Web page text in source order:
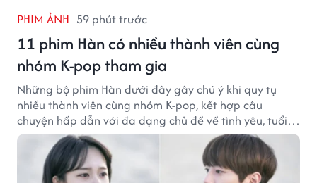
PHIM ẢNH 59 phút trước
11 phim Hàn có nhiều thành viên cùng
nhóm K-pop tham gia
Những bộ phim Hàn dưới đây gây chú ý khi quy tụ
nhiều thành viên cùng nhóm K-pop, kết hợp câu
chuyện hấp dẫn với đa dạng chủ đề về tình yêu, tuổi
trẻ và ước mơ.